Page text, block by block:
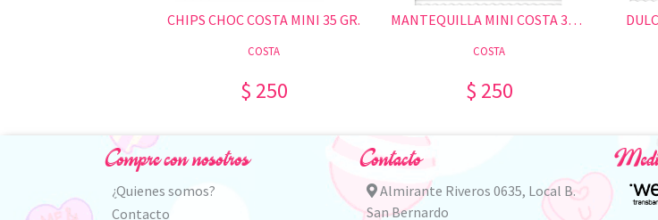
CHIPS CHOC COSTA MINI 35 GR.
COSTA
$ 250
MANTEQUILLA MINI COSTA 35 GR.
COSTA
$ 250
Compre con nosotros
¿Quienes somos?
Contacto
Contacto
Almirante Riveros 0635, Local B.
San Bernardo